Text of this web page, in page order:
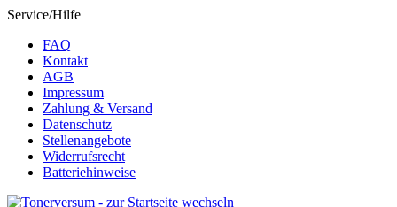
Service/Hilfe
FAQ
Kontakt
AGB
Impressum
Zahlung & Versand
Datenschutz
Stellenangebote
Widerrufsrecht
Batteriehinweise